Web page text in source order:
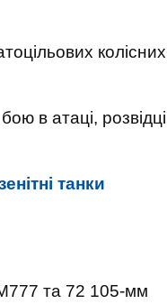
колісних
в атаці, розвідці
танки
та 72 105-мм